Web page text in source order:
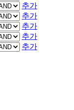
추가
추가
추가
추가
추가